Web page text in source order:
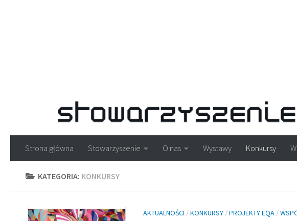
Strona główna Stowarzyszenie O nas Wystawy Konkursy
KATEGORIA: KONKURSY
AKTUALNOŚCI /KONKURSY /PROJEKTY EQA /